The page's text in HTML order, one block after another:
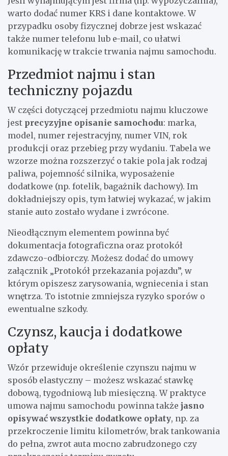
najmu.
§ 6. Zakończenie umowy i zwrot pojazdu
1. Po zakończeniu okresu najmu Najemca zobowiązany jest zwrócić pojazd w uzgodnionym
miejscu, w stanie niepogorszonym ponad normalne zużycie eksploatacyjne, z kompletem
kluczyków i dokumentów oraz z poziomem paliwa …………
2. Opóźnienie w zwrocie pojazdu skutkuje naliczeniem dodatkowego czynszu w wysokości
3. Wynajmujący ma prawo rozwiązać umowę ze skutkiem natychmiastowym w przypadku
rażącego naruszenia przez Najemcę warunków umowy.
§ 7. Postanowienia końcowe
2. Wszelkie zmiany umowy wymagają formy pisemnej lub dokumentowej pod rygorem
nieważności.
3. Umowę sporządzono w dwóch jednobrzmiących egzemplarzach, po jednym dla każdej ze stron.
……………………………………………….
Wynajmujący
……………………………………………….
Najemca
Wzór umowy najmu samochodu – do samodzielnego dostosowania
warto dodać numer KRS i dane kontaktowe. W
przypadku osoby fizycznej dobrze jest wskazać
także numer telefonu lub e-mail, co ułatwi
komunikację w trakcie trwania najmu samochodu.
Przedmiot najmu i stan
techniczny pojazdu
W części dotyczącej przedmiotu najmu kluczowe
jest precyzyjne opisanie samochodu: marka,
model, numer rejestracyjny, numer VIN, rok
produkcji oraz przebieg przy wydaniu. Tabela we
wzorze można rozszerzyć o takie pola jak rodzaj
paliwa, pojemność silnika, wyposażenie
dodatkowe (np. fotelik, bagażnik dachowy). Im
dokładniejszy opis, tym łatwiej wykazać, w jakim
stanie auto zostało wydane i zwrócone.
Nieodłącznym elementem powinna być
dokumentacja fotograficzna oraz protokół
zdawczo-odbiorczy. Możesz dodać do umowy
załącznik „Protokół przekazania pojazdu”, w
którym opiszesz zarysowania, wgniecenia i stan
wnętrza. To istotnie zmniejsza ryzyko sporów o
ewentualne szkody.
Czynsz, kaucja i dodatkowe
opłaty
Wzór przewiduje określenie czynszu najmu w
sposób elastyczny – możesz wskazać stawkę
dobową, tygodniową lub miesięczną. W praktyce
umowa najmu samochodu powinna także jasno
opisywać wszystkie dodatkowe opłaty, np. za
przekroczenie limitu kilometrów, brak tankowania
do pełna, zwrot auta mocno zabrudzonego czy